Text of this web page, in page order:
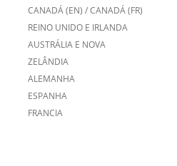
AUSTRÁLIA E NOVA
ZELÂNDIA
ALEMANHA
ESPANHA
FRANCIA